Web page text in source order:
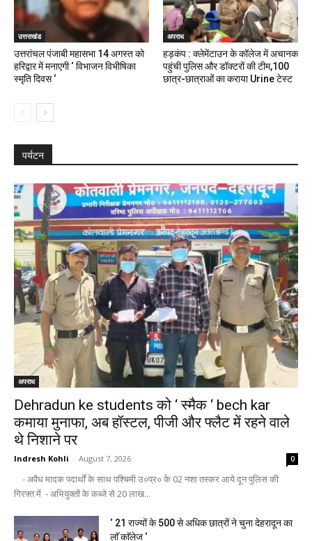
उत्तराखंड
उत्तरांचल पंजाबी महासभा 14 अगस्त को
हरिद्वार में मनाएगी ‘ विभाजन विभीषिका
स्मृति दिवस ‘
अपराध
हड़कंप : क्लेमेंटाउन के कॉलेज में अचानक
पहुंची पुलिस और डॉक्टरों की टीम,100
छात्र-छात्राओं का कराया Urine टेस्ट
पर्यटन
अपराध
Dehradun ke students को ‘ स्मैक ‘ bech kar
कमाया मुनाफा, अब हॉस्टल, पीजी और फ्लैट में रहने वाले
थे निशाने पर
Indresh Kohli - August 7, 2026 0
- अवैध मादक पदार्थों के साथ पश्चिमी उ०प्र० के 02 नशा तस्कर आये दून पुलिस की
गिरफ्त में - अभियुक्तों के कब्जे से 20 लाख...
‘ 21 राज्यों के 500 से अधिक छात्रों ने चुना देहरादून का
लाॅ काॅलेज ‘